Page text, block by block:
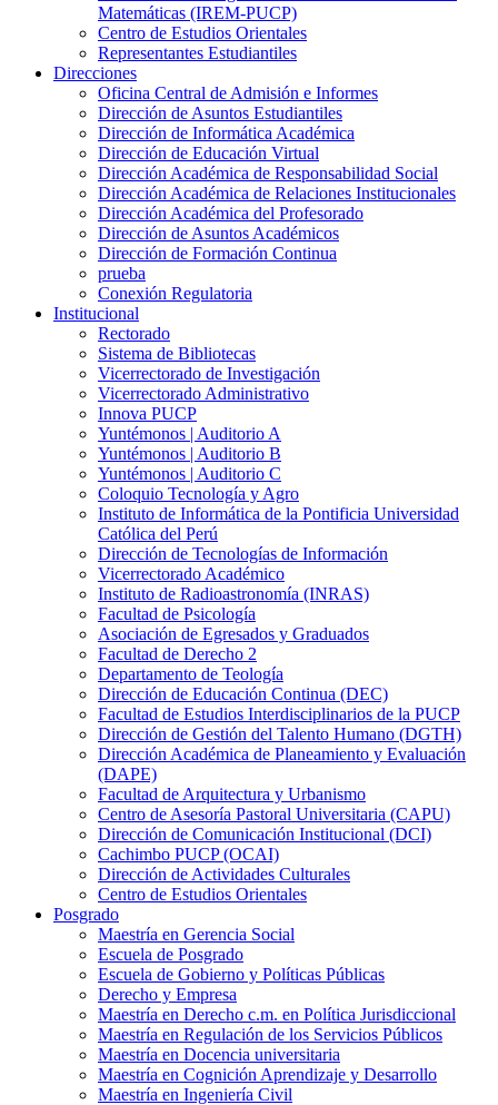
Matemáticas (IREM-PUCP)
Centro de Estudios Orientales
Representantes Estudiantiles
Direcciones
Oficina Central de Admisión e Informes
Dirección de Asuntos Estudiantiles
Dirección de Informática Académica
Dirección de Educación Virtual
Dirección Académica de Responsabilidad Social
Dirección Académica de Relaciones Institucionales
Dirección Académica del Profesorado
Dirección de Asuntos Académicos
Dirección de Formación Continua
prueba
Conexión Regulatoria
Institucional
Rectorado
Sistema de Bibliotecas
Vicerrectorado de Investigación
Vicerrectorado Administrativo
Innova PUCP
Yuntémonos | Auditorio A
Yuntémonos | Auditorio B
Yuntémonos | Auditorio C
Coloquio Tecnología y Agro
Instituto de Informática de la Pontificia Universidad
Católica del Perú
Dirección de Tecnologías de Información
Vicerrectorado Académico
Instituto de Radioastronomía (INRAS)
Facultad de Psicología
Asociación de Egresados y Graduados
Facultad de Derecho 2
Departamento de Teología
Dirección de Educación Continua (DEC)
Facultad de Estudios Interdisciplinarios de la PUCP
Dirección de Gestión del Talento Humano (DGTH)
Dirección Académica de Planeamiento y Evaluación
(DAPE)
Facultad de Arquitectura y Urbanismo
Centro de Asesoría Pastoral Universitaria (CAPU)
Dirección de Comunicación Institucional (DCI)
Cachimbo PUCP (OCAI)
Dirección de Actividades Culturales
Centro de Estudios Orientales
Posgrado
Maestría en Gerencia Social
Escuela de Posgrado
Escuela de Gobierno y Políticas Públicas
Derecho y Empresa
Maestría en Derecho c.m. en Política Jurisdiccional
Maestría en Regulación de los Servicios Públicos
Maestría en Docencia universitaria
Maestría en Cognición Aprendizaje y Desarrollo
Maestría en Ingeniería Civil